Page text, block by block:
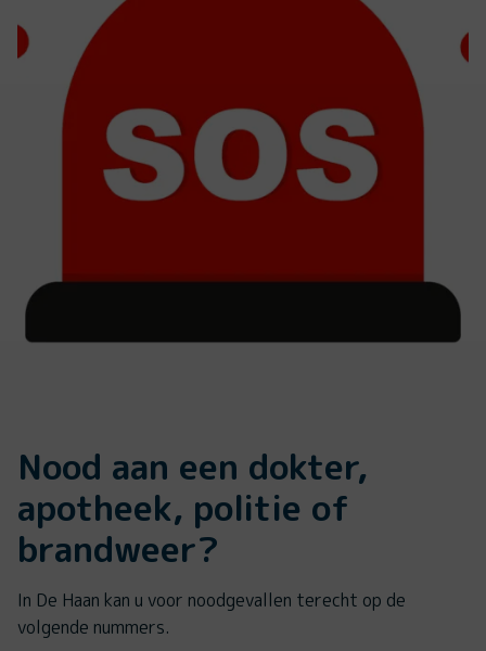
Nood aan een dokter,
apotheek, politie of
brandweer?
In De Haan kan u voor noodgevallen terecht op de
volgende nummers.